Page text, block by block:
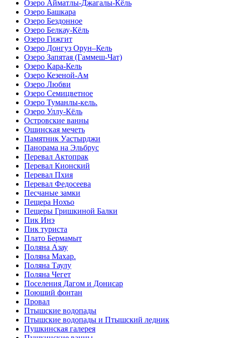
Озеро Айматлы-Джагалы-Кёль
Озеро Башкара
Озеро Бездонное
Озеро Белкау-Кёль
Озеро Гижгит
Озеро Донгуз Орун–Кель
Озеро Запятая (Гаммеш-Чат)
Озеро Кара-Кель
Озеро Кезеной-Ам
Озеро Любви
Озеро Семицветное
Озеро Туманлы-кель.
Озеро Уллу-Кёль
Островские ванны
Ошинская мечеть
Памятник Уастырджи
Панорама на Эльбрус
Перевал Актопрак
Перевал Кионский
Перевал Пхия
Перевал Федосеева
Песчаные замки
Пещера Нохъо
Пещеры Гришкиной Балки
Пик Инэ
Пик туриста
Плато Бермамыт
Поляна Азау
Поляна Махар.
Поляна Таулу
Поляна Чегет
Поселения Дагом и Донисар
Поющий фонтан
Провал
Птышские водопады
Птышские водопады и Птышский ледник
Пушкинская галерея